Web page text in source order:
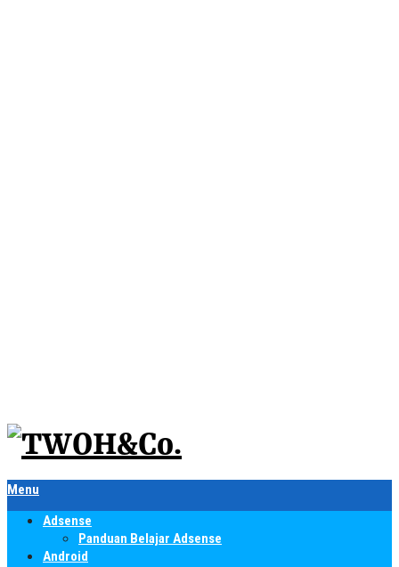
Menu
Adsense
Panduan Belajar Adsense
Android